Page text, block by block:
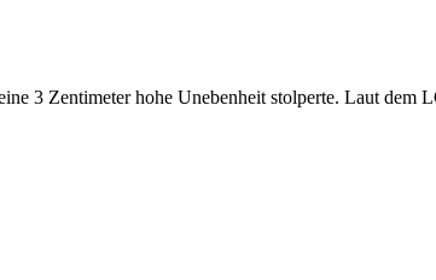
3 Zentimeter hohe Unebenheit stolperte. Laut dem